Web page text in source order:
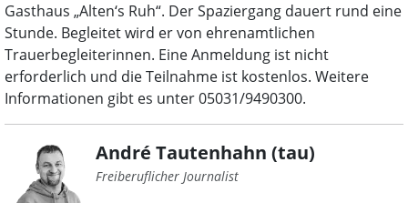
Gasthaus „Alten‘s Ruh“. Der Spaziergang dauert rund eine
Stunde. Begleitet wird er von ehrenamtlichen
Trauerbegleiterinnen. Eine Anmeldung ist nicht
erforderlich und die Teilnahme ist kostenlos. Weitere
Informationen gibt es unter 05031/9490300.
André Tautenhahn (tau)
Freiberuflicher Journalist